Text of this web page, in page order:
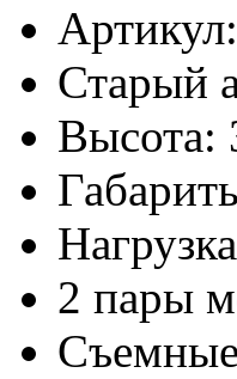
Артикул:
Старый
Высота:
2 пары